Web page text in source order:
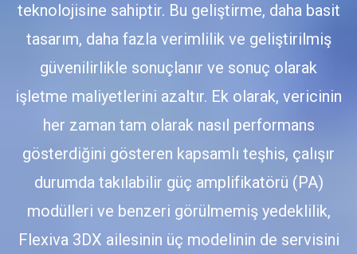
teknolojisine sahiptir. Bu geliştirme, daha basit
tasarım, daha fazla verimlilik ve geliştirilmiş
güvenilirlikle sonuçlanır ve sonuç olarak
işletme maliyetlerini azaltır. Ek olarak, vericinin
her zaman tam olarak nasıl performans
gösterdiğini gösteren kapsamlı teşhis, çalışır
durumda takılabilir güç amplifikatörü (PA)
modülleri ve benzeri görülmemiş yedeklilik,
Flexiva 3DX ailesinin üç modelinin de servisini